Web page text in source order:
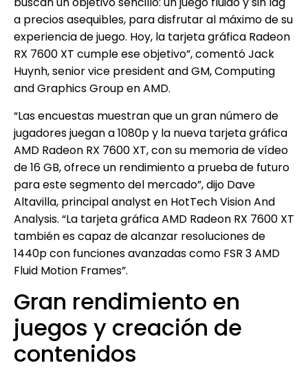
a precios asequibles, para disfrutar al máximo de su
experiencia de juego. Hoy, la tarjeta gráfica Radeon
RX 7600 XT cumple ese objetivo”, comentó Jack
Huynh, senior vice president and GM, Computing
and Graphics Group en AMD.
“Las encuestas muestran que un gran número de
jugadores juegan a 1080p y la nueva tarjeta gráfica
AMD Radeon RX 7600 XT, con su memoria de vídeo
de 16 GB, ofrece un rendimiento a prueba de futuro
para este segmento del mercado”, dijo Dave
Altavilla, principal analyst en HotTech Vision And
Analysis. “La tarjeta gráfica AMD Radeon RX 7600 XT
también es capaz de alcanzar resoluciones de
1440p con funciones avanzadas como FSR 3 AMD
Fluid Motion Frames”.
Gran rendimiento en
juegos y creación de
contenidos